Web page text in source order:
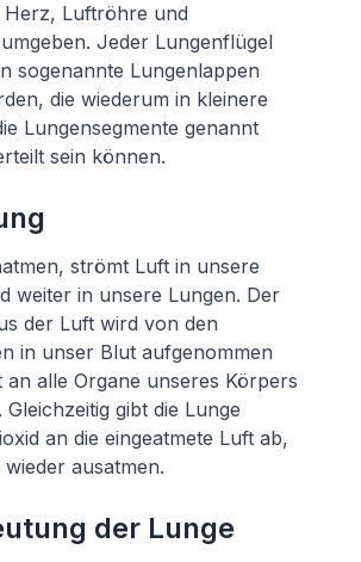
Herz, Luftröhre und
Jeder Lungenflügel
sogenannte Lungenlappen
die wiederum in kleinere
Lungensegmente genannt
sein können.
strömt Luft in unsere
weiter in unsere Lungen. Der
der Luft wird von den
in unser Blut aufgenommen
alle Organe unseres Körpers
gibt die Lunge
an die eingeatmete Luft ab,
ausatmen.
der Lunge